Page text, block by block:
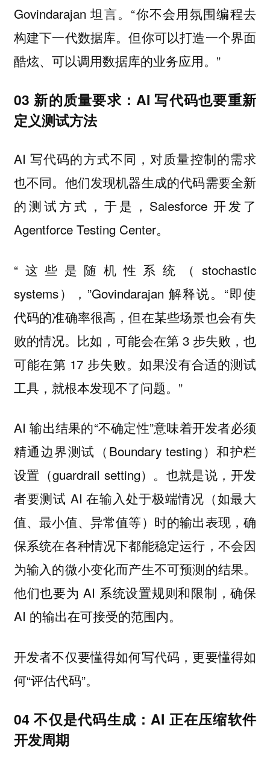
Govindarajan 坦言。“你不会用氛围编程去
构建下一代数据库。但你可以打造一个界面
酷炫、可以调用数据库的业务应用。”
03 新的质量要求：AI 写代码也要重新
定义测试方法
AI 写代码的方式不同，对质量控制的需求
也不同。他们发现机器生成的代码需要全新
的测试方式，于是，Salesforce 开发了
Agentforce Testing Center。
“这些是随机性系统（stochastic
systems），”Govindarajan 解释说。“即使
代码的准确率很高，但在某些场景也会有失
败的情况。比如，可能会在第 3 步失败，也
可能在第 17 步失败。如果没有合适的测试
工具，就根本发现不了问题。”
AI 输出结果的“不确定性”意味着开发者必须
精通边界测试（Boundary testing）和护栏
设置（guardrail setting）。也就是说，开发
者要测试 AI 在输入处于极端情况（如最大
值、最小值、异常值等）时的输出表现，确
保系统在各种情况下都能稳定运行，不会因
为输入的微小变化而产生不可预测的结果。
他们也要为 AI 系统设置规则和限制，确保
AI 的输出在可接受的范围内。
开发者不仅要懂得如何写代码，更要懂得如
何“评估代码”。
04 不仅是代码生成：AI 正在压缩软件
开发周期